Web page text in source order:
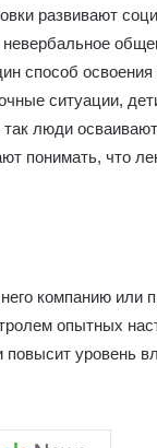
развивают
способ
ситуации,
люди
понимать, что
компанию или
опытных
повысит уровень
варто
стало
Чому
для